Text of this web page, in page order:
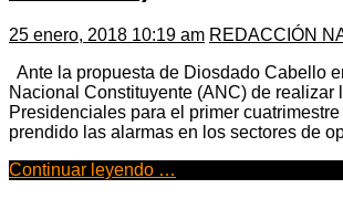
25 enero, 2018 10:19 am REDACCIÓN
Ante la propuesta de Diosdado Cabello
Nacional Constituyente (ANC) de realizar
Presidenciales para el primer
prendido las alarmas en los sectores de
Continuar leyendo …